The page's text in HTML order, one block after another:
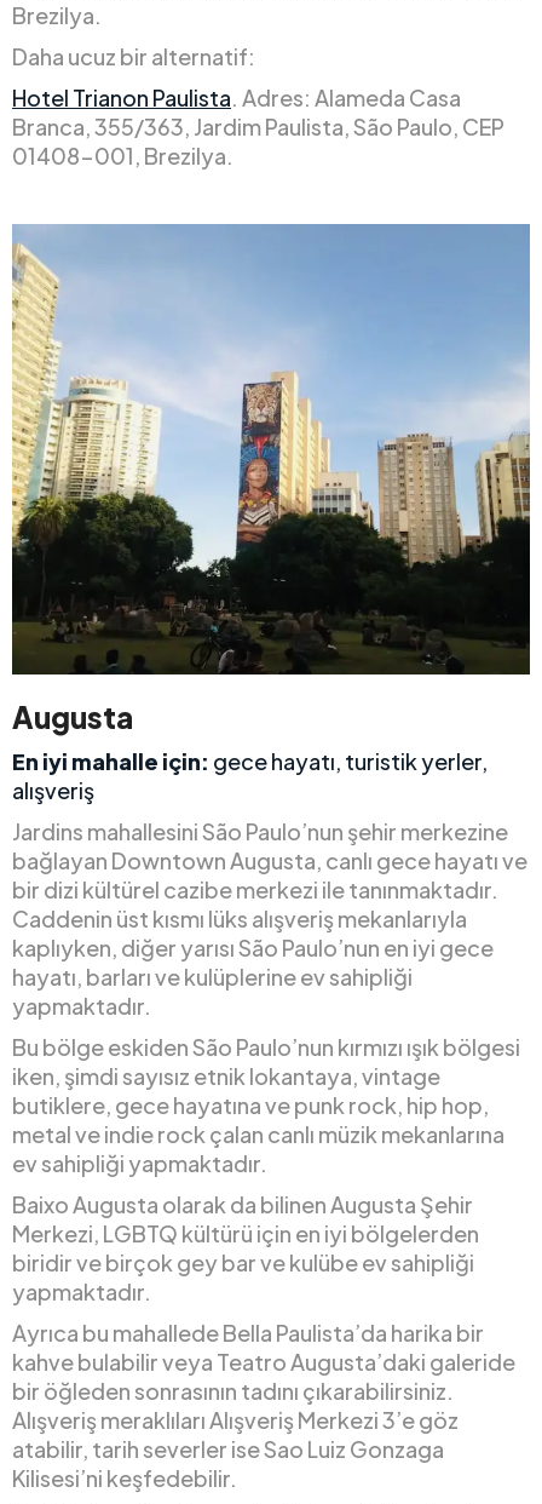
Brezilya.
Daha ucuz bir alternatif:
Hotel Trianon Paulista. Adres: Alameda Casa
Branca, 355/363, Jardim Paulista, São Paulo, CEP
01408-001, Brezilya.
Augusta
En iyi mahalle için: gece hayatı, turistik yerler,
alışveriş
Jardins mahallesini São Paulo’nun şehir merkezine
bağlayan Downtown Augusta, canlı gece hayatı ve
bir dizi kültürel cazibe merkezi ile tanınmaktadır.
Caddenin üst kısmı lüks alışveriş mekanlarıyla
kaplıyken, diğer yarısı São Paulo’nun en iyi gece
hayatı, barları ve kulüplerine ev sahipliği
yapmaktadır.
Bu bölge eskiden São Paulo’nun kırmızı ışık bölgesi
iken, şimdi sayısız etnik lokantaya, vintage
butiklere, gece hayatına ve punk rock, hip hop,
metal ve indie rock çalan canlı müzik mekanlarına
ev sahipliği yapmaktadır.
Baixo Augusta olarak da bilinen Augusta Şehir
Merkezi, LGBTQ kültürü için en iyi bölgelerden
biridir ve birçok gey bar ve kulübe ev sahipliği
yapmaktadır.
Ayrıca bu mahallede Bella Paulista’da harika bir
kahve bulabilir veya Teatro Augusta’daki galeride
bir öğleden sonrasının tadını çıkarabilirsiniz.
Alışveriş meraklıları Alışveriş Merkezi 3’e göz
atabilir, tarih severler ise Sao Luiz Gonzaga
Kilisesi’ni keşfedebilir.